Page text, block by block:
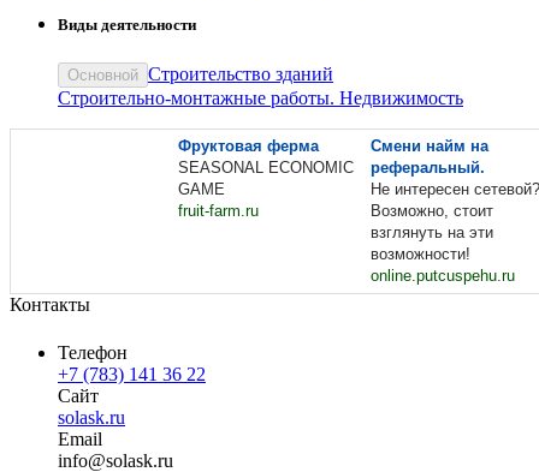
Виды деятельности
Основной Строительство зданий
Строительно-монтажные работы. Недвижимость
Фруктовая ферма
SEASONAL ECONOMIC
GAME
fruit-farm.ru
Смени найм на
реферальный.
Не интересен сетевой?
Возможно, стоит
взглянуть на эти
возможности!
online.putcuspehu.ru
Контакты
Телефон
+7 (783) 141 36 22
Сайт
solask.ru
Email
info@solask.ru